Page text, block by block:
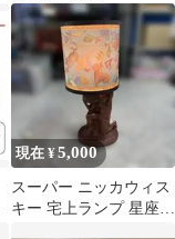
現在 ¥5,000
スーパー ニッカウィス
キー 宅上ランプ 星座